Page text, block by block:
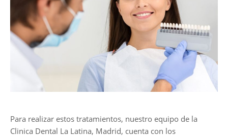
Para realizar estos tratamientos, nuestro equipo de la
Clinica Dental La Latina, Madrid, cuenta con los